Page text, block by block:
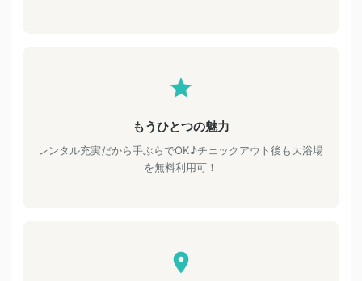
もうひとつの魅力
レンタル充実だから手ぶらでOK♪チェックアウト後も大浴場
を無料利用可！